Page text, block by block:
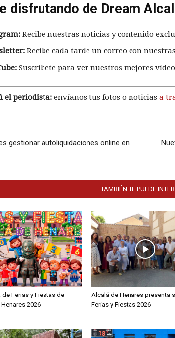
disfrutando de Dream
Recibe nuestras noticias y contenido
Recibe cada tarde un correo con
Suscríbete para ver nuestros mejores
el periodista: envíanos tus fotos o noticias a
gestionar autoliquidaciones online en
TAMBIÉN TE PUEDE
de Ferias y Fiestas de
2026
Alcalá de Henares presenta
Ferias y Fiestas 2026